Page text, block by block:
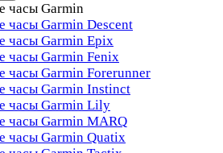
часы Garmin
часы Garmin Descent
часы Garmin Epix
часы Garmin Fenix
часы Garmin Forerunner
часы Garmin Instinct
часы Garmin Lily
часы Garmin MARQ
часы Garmin Quatix